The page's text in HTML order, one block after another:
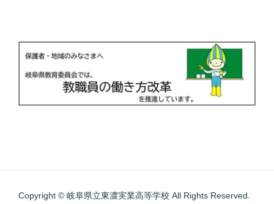
Copyright © 岐阜県立東濃実業高等学校 All Rights Reserved.